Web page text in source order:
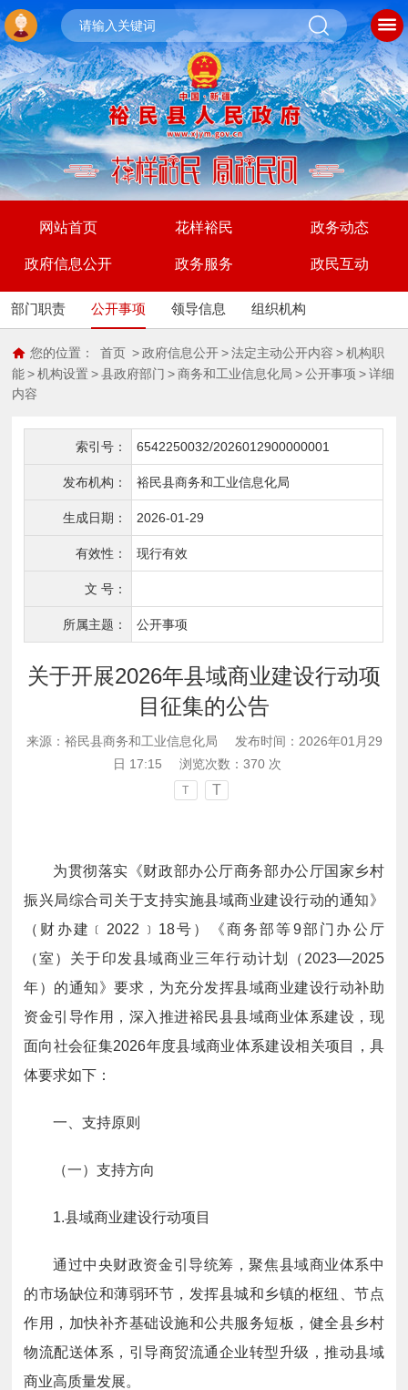
网站首页 花样裕民 政务动态
政府信息公开 政务服务 政民互动
部门职责 公开事项 领导信息 组织机构
您的位置： 首页 > 政府信息公开 > 法定主动公开内容 > 机构职
能 > 机构设置 > 县政府部门 > 商务和工业信息化局 > 公开事项 > 详细
内容
索引号： 6542250032/2026012900000001
发布机构： 裕民县商务和工业信息化局
生成日期： 2026-01-29
有效性： 现行有效
文 号：
所属主题： 公开事项
关于开展2026年县域商业建设行动项
目征集的公告
来源：裕民县商务和工业信息化局
发布时间：2026年01月29
日 17:15
浏览次数： 370 次
T T
为贯彻落实《财政部办公厅商务部办公厅国家乡村
振兴局综合司关于支持实施县域商业建设行动的通知》
（财办建﹝2022﹞18号）《商务部等9部门办公厅
（室）关于印发县域商业三年行动计划（2023—2025
年）的通知》要求，为充分发挥县域商业建设行动补助
资金引导作用，深入推进裕民县县域商业体系建设，现
面向社会征集2026年度县域商业体系建设相关项目，具
体要求如下：
一、支持原则
（一）支持方向
1.县域商业建设行动项目
通过中央财政资金引导统筹，聚焦县域商业体系中
的市场缺位和薄弱环节，发挥县城和乡镇的枢纽、节点
作用，加快补齐基础设施和公共服务短板，健全县乡村
物流配送体系，引导商贸流通企业转型升级，推动县域
商业高质量发展。